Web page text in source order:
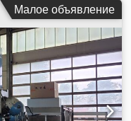
вам
Малое объявление